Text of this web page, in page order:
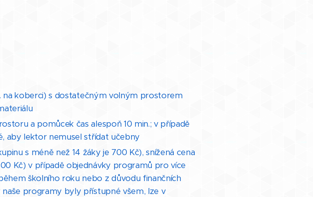
na koberci) s dostatečným volným prostorem
a pomůcek čas alespoň 10 min.; v případě
aby lektor nemusel střídat učebny
s méně než 14 žáky je 700 Kč), snížená cena
Kč) v případě objednávky programů pro více
školního roku nebo z důvodu finančních
programy byly přístupné všem, lze v